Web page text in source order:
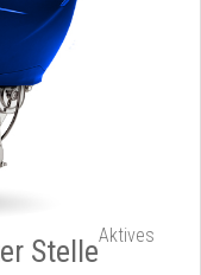
StelleAktives